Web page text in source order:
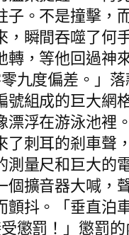
。不是撞擊，
瞬間吞噬了何
，等他回過神
九度偏差。」
組成的巨大網
浮在游泳池裡
刺耳的剎車聲
量尺和巨大的
擴音器大喊，
抖。「垂直泊
懲罰！」懲罰